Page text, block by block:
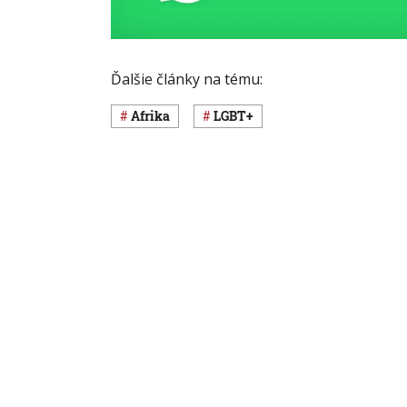
Ďalšie články na tému:
Afrika LGBT+